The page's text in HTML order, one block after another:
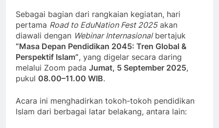
Sebagai bagian dari rangkaian kegiatan, hari
pertama Road to EduNation Fest 2025akan
diawali dengan Webinar Internasionalbertajuk
“Masa Depan Pendidikan 2045: Tren Global &
Perspektif Islam”, yang digelar secara daring
melalui Zoom pada Jumat, 5 September 2025,
pukul 08.00–11.00 WIB.
Acara ini menghadirkan tokoh-tokoh pendidikan
Islam dari berbagai latar belakang, antara lain: